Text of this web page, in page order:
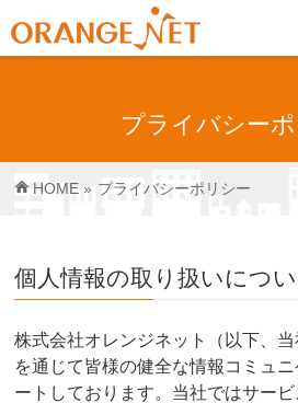
プライバシー
HOME » プライバシーポリシー
個人情報の取り扱いにつ
株式会社オレンジネット（以下、
を通じて皆様の健全な情報コミュ
ートしております。当社ではサー